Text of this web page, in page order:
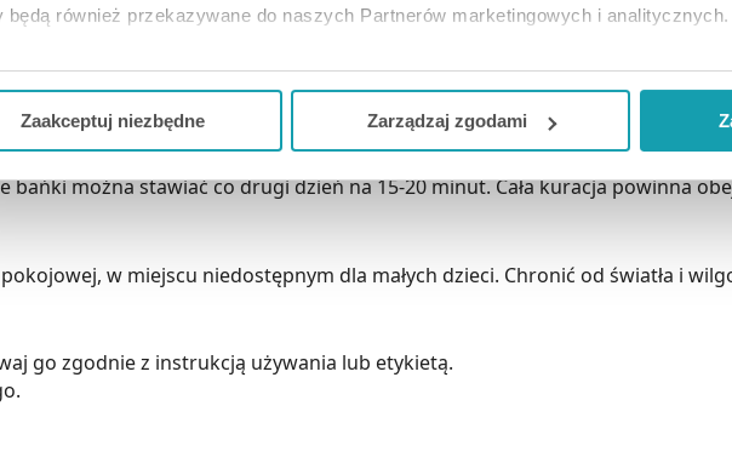
będą również przekazywane do naszych Partnerów marketingowych i analitycznych.
dostosować swoją zgodę i wybrać tylko niektóre dodatkowe funkcje, z
które nie są niezbędne dla funkcjonowania Strony. Będzie się to jednak
Zaakceptuj niezbędne Zarządzaj zgodami
Przystawiając bańkę w określonym punkcie ciała,wyrównujemy poziom
trzymając palcami wskazującymi i środkowymi za dolną jej krawędź, a
W zależności od stopnia zgniecenia - przyssie się ona do ciała mocniej lub
bańki można stawiać co drugi dzień na 15-20 minut. Cała kuracja powinna
w miejscu niedostępnym dla małych dzieci. Chronić od światła i
go zgodnie z instrukcją używania lub etykietą.